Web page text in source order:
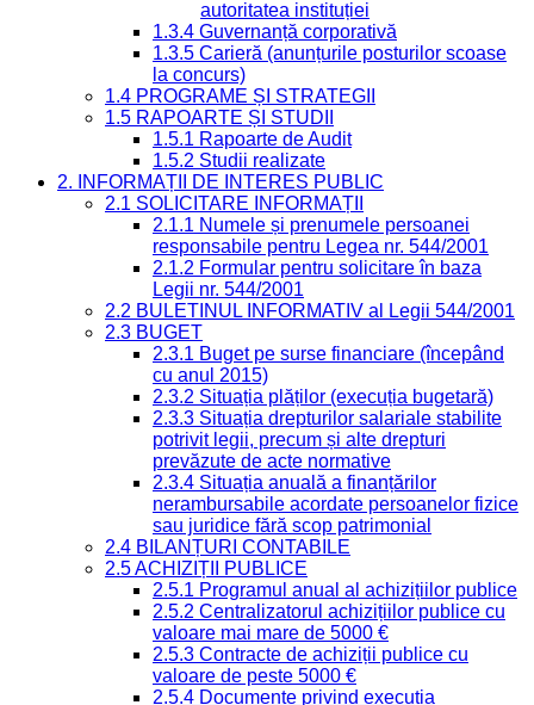
autoritatea instituției
1.3.4 Guvernanță corporativă
1.3.5 Carieră (anunțurile posturilor scoase
la concurs)
1.4 PROGRAME ȘI STRATEGII
1.5 RAPOARTE ȘI STUDII
1.5.1 Rapoarte de Audit
1.5.2 Studii realizate
2. INFORMAȚII DE INTERES PUBLIC
2.1 SOLICITARE INFORMAȚII
2.1.1 Numele și prenumele persoanei
responsabile pentru Legea nr. 544/2001
2.1.2 Formular pentru solicitare în baza
Legii nr. 544/2001
2.2 BULETINUL INFORMATIV al Legii 544/2001
2.3 BUGET
2.3.1 Buget pe surse financiare (începând
cu anul 2015)
2.3.2 Situația plăților (execuția bugetară)
2.3.3 Situația drepturilor salariale stabilite
potrivit legii, precum și alte drepturi
prevăzute de acte normative
2.3.4 Situația anuală a finanțărilor
nerambursabile acordate persoanelor fizice
sau juridice fără scop patrimonial
2.4 BILANȚURI CONTABILE
2.5 ACHIZIȚII PUBLICE
2.5.1 Programul anual al achizițiilor publice
2.5.2 Centralizatorul achizițiilor publice cu
valoare mai mare de 5000 €
2.5.3 Contracte de achiziții publice cu
valoare de peste 5000 €
2.5.4 Documente privind execuția